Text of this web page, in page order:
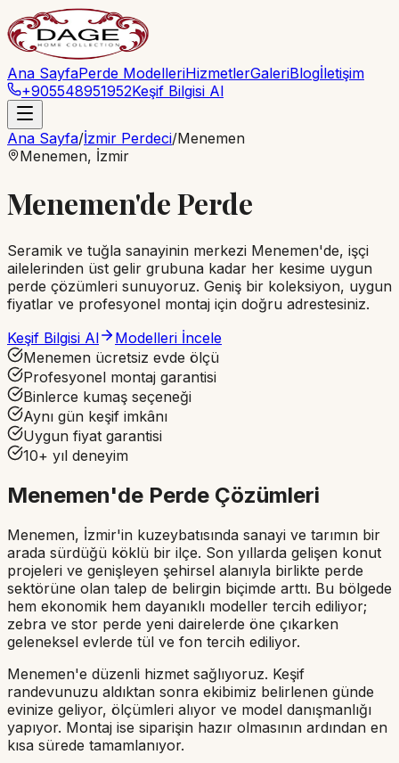
Ana SayfaPerde ModelleriHizmetlerGaleriBlogİletişim
+905548951952Keşif Bilgisi Al
Ana Sayfa/İzmir Perdeci/Menemen
Menemen, İzmir
Menemen'de Perde
Seramik ve tuğla sanayinin merkezi Menemen'de, işçi
ailelerinden üst gelir grubuna kadar her kesime uygun
perde çözümleri sunuyoruz. Geniş bir koleksiyon, uygun
fiyatlar ve profesyonel montaj için doğru adrestesiniz.
Keşif Bilgisi Al
Modelleri İncele
Menemen ücretsiz evde ölçü
Profesyonel montaj garantisi
Binlerce kumaş seçeneği
Aynı gün keşif imkânı
Uygun fiyat garantisi
10+ yıl deneyim
Menemen'de Perde Çözümleri
Menemen, İzmir'in kuzeybatısında sanayi ve tarımın bir
arada sürdüğü köklü bir ilçe. Son yıllarda gelişen konut
projeleri ve genişleyen şehirsel alanıyla birlikte perde
sektörüne olan talep de belirgin biçimde arttı. Bu bölgede
hem ekonomik hem dayanıklı modeller tercih ediliyor;
zebra ve stor perde yeni dairelerde öne çıkarken
geleneksel evlerde tül ve fon tercih ediliyor.
Menemen'e düzenli hizmet sağlıyoruz. Keşif
randevunuzu aldıktan sonra ekibimiz belirlenen günde
evinize geliyor, ölçümleri alıyor ve model danışmanlığı
yapıyor. Montaj ise siparişin hazır olmasının ardından en
kısa sürede tamamlanıyor.